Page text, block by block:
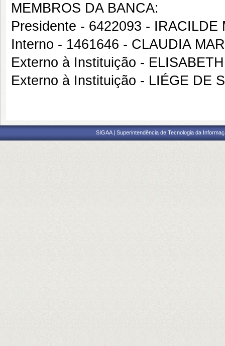
MEMBROS DA BANCA:
Presidente - 6422093 - IRACILDE
Interno - 1461646 - CLAUDIA
Externo à Instituição -
Externo à Instituição - LIÉGE DE
SIGAA | Superintendência de Tecnologia da